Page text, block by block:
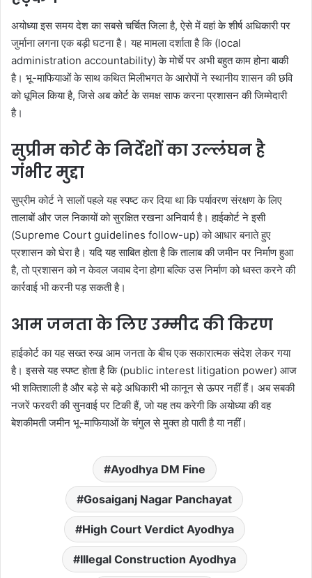
अयोध्या इस समय देश का सबसे चर्चित जिला है, ऐसे में वहां के शीर्ष अधिकारी पर
जुर्माना लगना एक बड़ी घटना है। यह मामला दर्शाता है कि (local
administration accountability) के मोर्चे पर अभी बहुत काम होना बाकी
है। भू-माफियाओं के साथ कथित मिलीभगत के आरोपों ने स्थानीय शासन की छवि
को धूमिल किया है, जिसे अब कोर्ट के समक्ष साफ करना प्रशासन की जिम्मेदारी
है।
सुप्रीम कोर्ट के निर्देशों का उल्लंघन है
गंभीर मुद्दा
सुप्रीम कोर्ट ने सालों पहले यह स्पष्ट कर दिया था कि पर्यावरण संरक्षण के लिए
तालाबों और जल निकायों को सुरक्षित रखना अनिवार्य है। हाईकोर्ट ने इसी
(Supreme Court guidelines follow-up) को आधार बनाते हुए
प्रशासन को घेरा है। यदि यह साबित होता है कि तालाब की जमीन पर निर्माण हुआ
है, तो प्रशासन को न केवल जवाब देना होगा बल्कि उस निर्माण को ध्वस्त करने की
कार्रवाई भी करनी पड़ सकती है।
आम जनता के लिए उम्मीद की किरण
हाईकोर्ट का यह सख्त रुख आम जनता के बीच एक सकारात्मक संदेश लेकर गया
है। इससे यह स्पष्ट होता है कि (public interest litigation power) आज
भी शक्तिशाली है और बड़े से बड़े अधिकारी भी कानून से ऊपर नहीं हैं। अब सबकी
नजरें फरवरी की सुनवाई पर टिकी हैं, जो यह तय करेगी कि अयोध्या की वह
बेशकीमती जमीन भू-माफियाओं के चंगुल से मुक्त हो पाती है या नहीं।
Ayodhya DM Fine
Gosaiganj Nagar Panchayat
High Court Verdict Ayodhya
Illegal Construction Ayodhya